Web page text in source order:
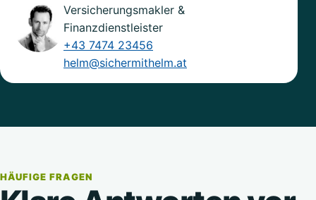
Versicherungsmakler &
Finanzdienstleister
+43 7474 23456
helm@sichermithelm.at
HÄUFIGE FRAGEN